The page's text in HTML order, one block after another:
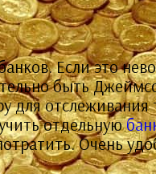
Если это
быть
отдельную
Очень